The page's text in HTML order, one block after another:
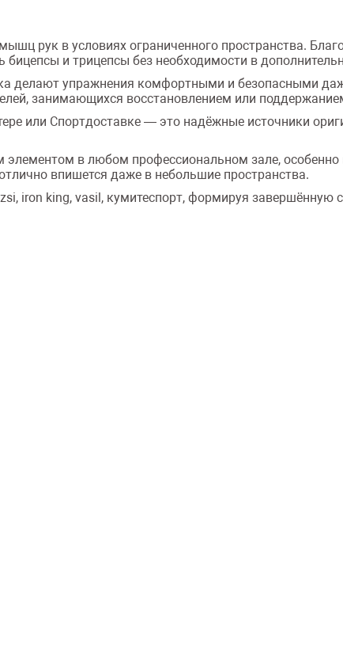
рук в условиях ограниченного пространства.
бицепсы и трицепсы без необходимости в
делают упражнения комфортными и безопасными
занимающихся восстановлением или
или Спортдоставке — это надёжные источники
элементом в любом профессиональном зале,
впишется даже в небольшие пространства.
iron king, vasil, кумитеспорт, формируя